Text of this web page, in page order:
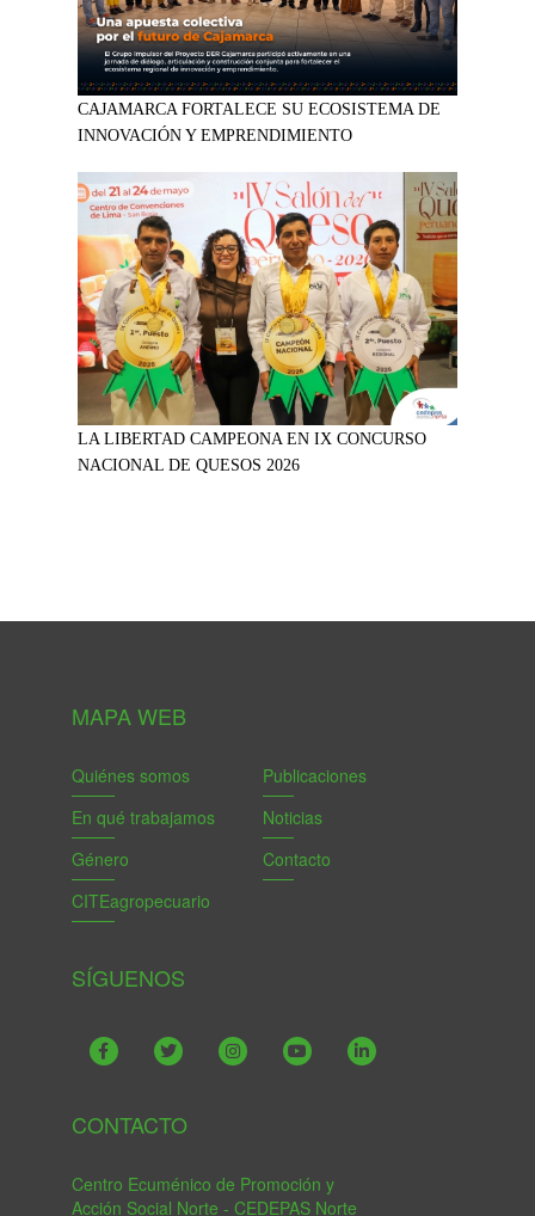
CAJAMARCA FORTALECE SU ECOSISTEMA DE
INNOVACIÓN Y EMPRENDIMIENTO
LA LIBERTAD CAMPEONA EN IX CONCURSO
NACIONAL DE QUESOS 2026
MAPA WEB
Quiénes somos
En qué trabajamos
Género
CITEagropecuario
Publicaciones
Noticias
Contacto
SÍGUENOS
CONTACTO
Centro Ecuménico de Promoción y
Acción Social Norte - CEDEPAS Norte